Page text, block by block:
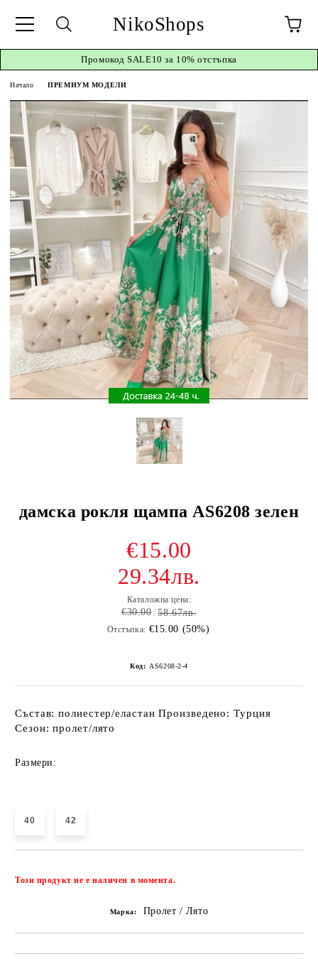
NikoShops
ПромокодSALE10 за 10% отстъпка
Начало ПРЕМИУМ МОДЕЛИ
дамскa рокля щампа AS6208 зелен
€15.00
29.34лв.
Каталожна цена:
€30.00 58.67лв.
Отстъпка: €15.00 (50%)
Код: AS6208-2-4
Състав: полиестер/еластан Произведено: Турция
Сезон: пролет/лято
Размери:
40 42
Този продукт не е наличен в момента.
Марка: Пролет / Лято